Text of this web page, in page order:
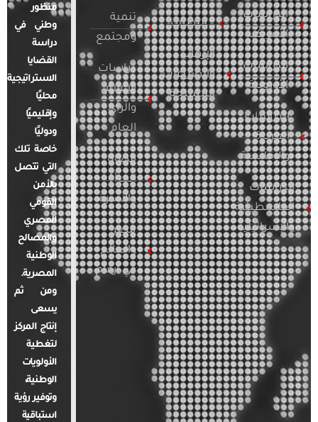
الدراسات
الأمريكية
الدراسات
الأوروبية
الدراسات
العربية
والإقليمية
الدراسات
الفلسطينية
والإسرائيلية
التطرف
الإرهاب
والصراعات
المسلحة
تنمية
ومجتمع
دراسات
الإعلام
والرأي
العام
قضايا
المرأة
والأسرة
مصر
والعالم
في أرقام
منظور
وطني في
دراسة
القضايا
الاستراتيجية
محليًا
وإقليميًا
ودوليًا
خاصة تلك
التي تتصل
بالأمن
القومي
المصري
والمصالح
الوطنية
المصرية.
ومن ثم
يسعى
إنتاج المركز
لتغطية
الأولويات
الوطنية،
وتوفير رؤية
استباقية